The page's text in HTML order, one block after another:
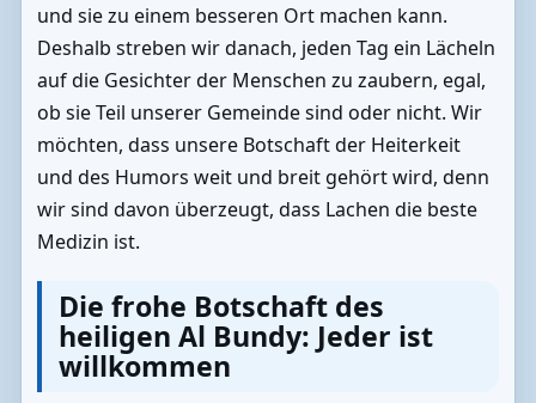
und sie zu einem besseren Ort machen kann.
Deshalb streben wir danach, jeden Tag ein Lächeln
auf die Gesichter der Menschen zu zaubern, egal,
ob sie Teil unserer Gemeinde sind oder nicht. Wir
möchten, dass unsere Botschaft der Heiterkeit
und des Humors weit und breit gehört wird, denn
wir sind davon überzeugt, dass Lachen die beste
Medizin ist.
Die frohe Botschaft des
heiligen Al Bundy: Jeder ist
willkommen